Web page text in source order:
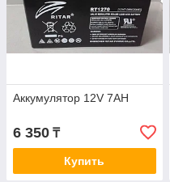
Аккумулятор 12V 7AH
6 350 ₸
Купить